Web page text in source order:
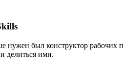
нужен был конструктор
делиться ими.